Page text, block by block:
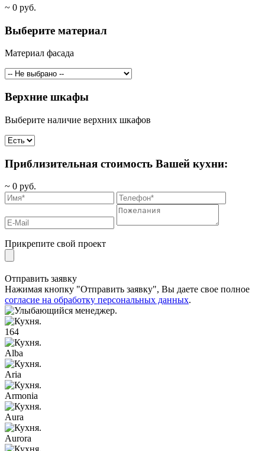
~ 0 руб.
Выберите материал
Материал фасада
Верхние шкафы
Выберите наличие верхних шкафов
Приблизительная стоимость Вашей кухни:
~ 0 руб.
Прикрепите свой проект
Отправить заявку
Нажимая кнопку "Отправить заявку", Вы даете свое полное
согласие на обработку персональных данных.
164
Alba
Aria
Armonia
Aura
Aurora